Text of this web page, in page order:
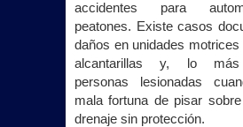
accidentes para
peatones. Existe casos
daños en unidades
alcantarillas y, lo más
personas lesionadas
mala fortuna de pisar
drenaje sin protección.